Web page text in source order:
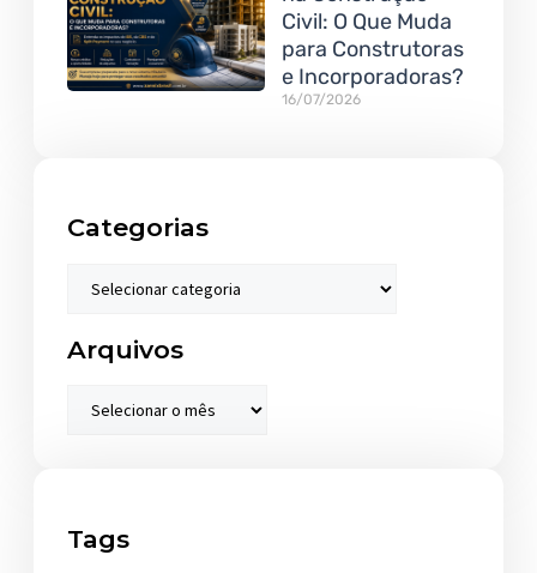
Civil: O Que Muda
para Construtoras
e Incorporadoras?
16/07/2026
Categorias
Arquivos
Tags